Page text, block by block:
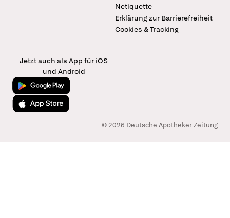
Netiquette
Erklärung zur Barrierefreiheit
Cookies & Tracking
Jetzt auch als App für iOS
und Android
Jetzt bei Google Play
Laden im App Store
© 2026 Deutsche Apotheker Zeitung